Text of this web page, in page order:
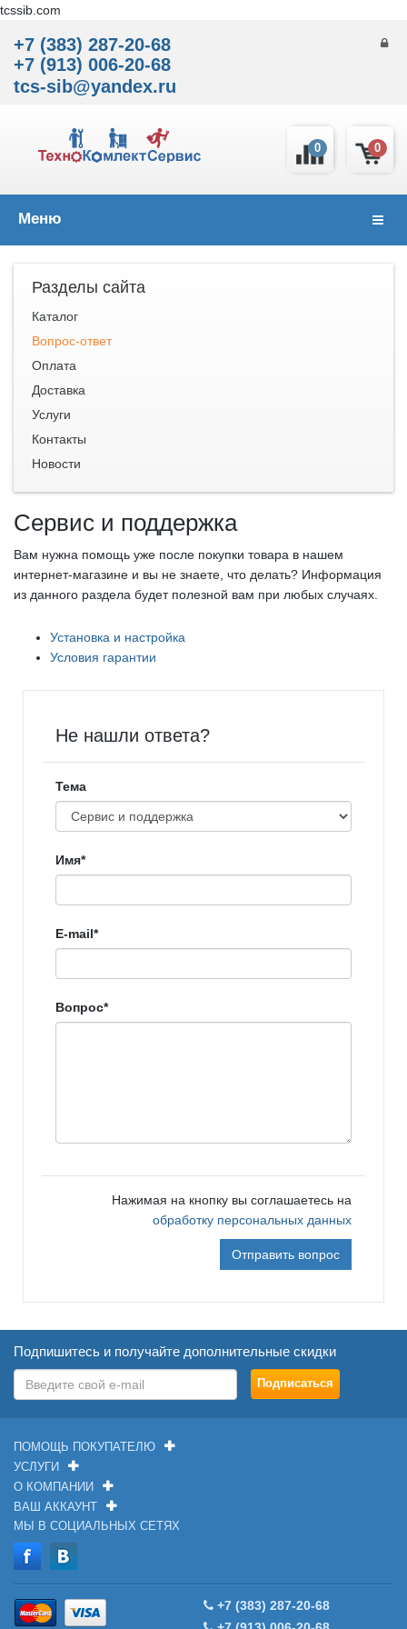
tcssib.com
+7 (383) 287-20-68
+7 (913) 006-20-68
tcs-sib@yandex.ru
0
0
Меню
Разделы сайта
Каталог
Вопрос-ответ
Оплата
Доставка
Услуги
Контакты
Новости
Сервис и поддержка
Вам нужна помощь уже после покупки товара в нашем
интернет-магазине и вы не знаете, что делать? Информация
из данного раздела будет полезной вам при любых случаях.
Установка и настройка
Условия гарантии
Не нашли ответа?
Тема
Имя*
E-mail*
Вопрос*
Нажимая на кнопку вы соглашаетесь на
обработку персональных данных
Подпишитесь и получайте дополнительные скидки
ПОМОЩЬ ПОКУПАТЕЛЮ
УСЛУГИ
О КОМПАНИИ
ВАШ АККАУНТ
МЫ В СОЦИАЛЬНЫХ СЕТЯХ
+7 (383) 287-20-68